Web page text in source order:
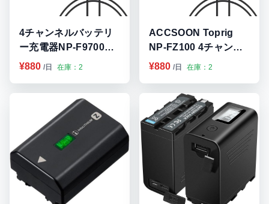
4チャンネルバッテリ
ー充電器NP-F9700用
PD100W九州・福岡レ
¥880 /日 在庫：2
ACCSOON Toprig
NP-FZ100 4チャンネ
ルカメラバッテリー充
¥880 /日 在庫：2